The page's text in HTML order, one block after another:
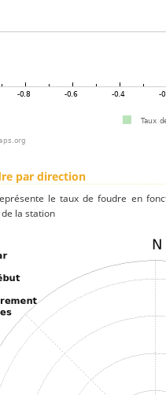
par direction
le taux de foudre en
la station